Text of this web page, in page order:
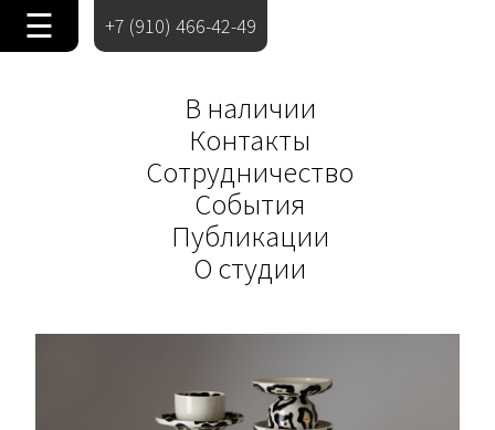
☰ +7 (910) 466-42-49
В наличии
Контакты
Сотрудничество
События
Публикации
О студии